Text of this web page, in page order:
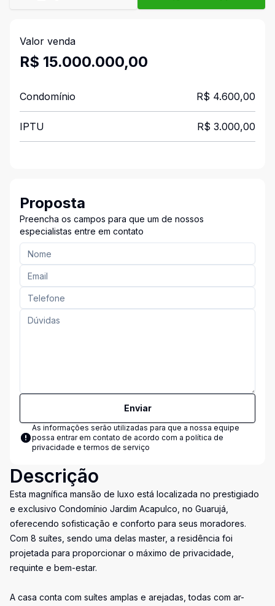
Valor venda
R$ 15.000.000,00
Condomínio R$ 4.600,00
IPTU R$ 3.000,00
Proposta
Preencha os campos para que um de nossos
especialistas entre em contato
Enviar
As informações serão utilizadas para que a nossa equipe
possa entrar em contato de acordo com a política de
privacidade e termos de serviço
Descrição
Esta magnífica mansão de luxo está localizada no prestigiado
e exclusivo Condomínio Jardim Acapulco, no Guarujá,
oferecendo sofisticação e conforto para seus moradores.
Com 8 suítes, sendo uma delas master, a residência foi
projetada para proporcionar o máximo de privacidade,
requinte e bem-estar.
A casa conta com suítes amplas e arejadas, todas com ar-